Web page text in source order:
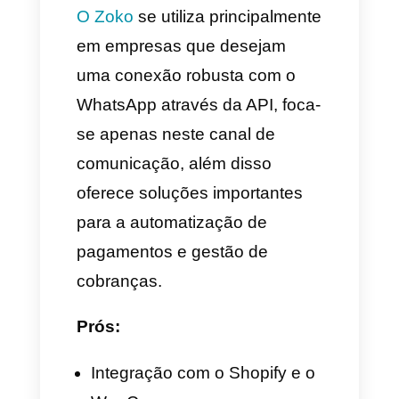
da Zapier e mais.
¿Para quem é?
Ideal para pequenas empresas,
e-commerce e empresas de
atendimento ao cliente que
recebem uma grande
quantidade de mensagens pelo
WhatsApp e outros canais de